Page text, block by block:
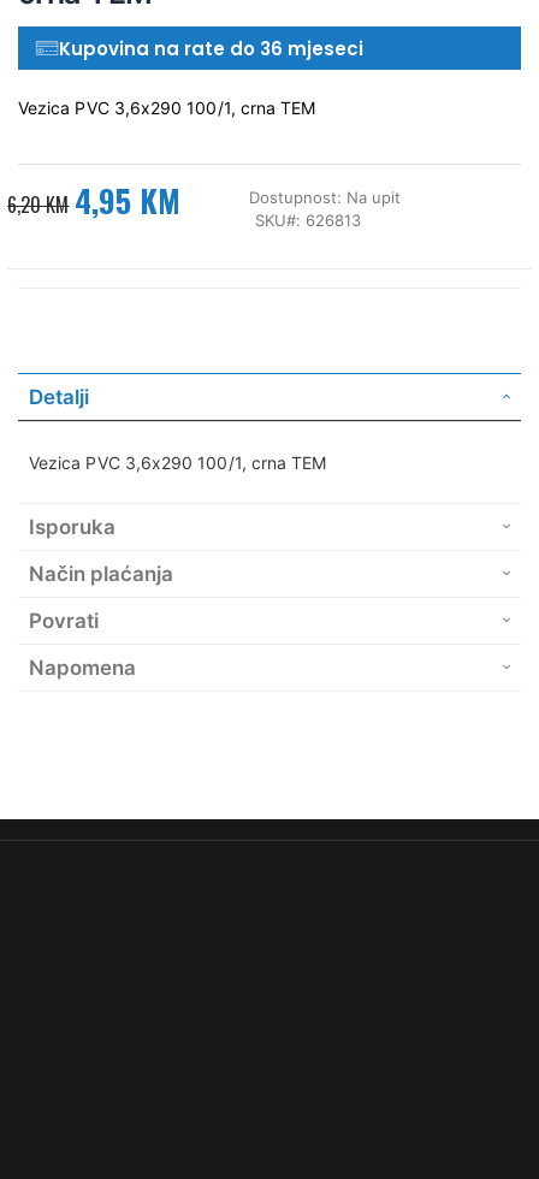
Kupovina na rate do 36 mjeseci
Vezica PVC 3,6x290 100/1, crna TEM
6,20 KM Posebna
4,95 KM Dostupnost: Na upit
SKU
626813
Detalji
Vezica PVC 3,6x290 100/1, crna TEM
Isporuka
Način plaćanja
Povrati
Napomena